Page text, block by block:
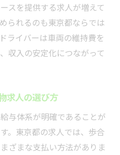
スを提供する求人が増えて
られるのも東京都ならでは
ライバーは車両の維持費を
収入の安定化につながって
求人の選び方
与体系が明確であることが
。東京都の求人では、歩合
ざまな支払い方法がありま